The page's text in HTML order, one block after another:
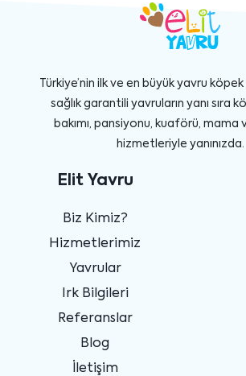
Türkiye’nin ilk ve en büyük yavru köpek
sağlık garantili yavruların yanı sıra
bakımı, pansiyonu, kuaförü, mama
hizmetleriyle yanınızda.
Elit Yavru
Biz Kimiz?
Hizmetlerimiz
Yavrular
Irk Bilgileri
Referanslar
Blog
İletişim